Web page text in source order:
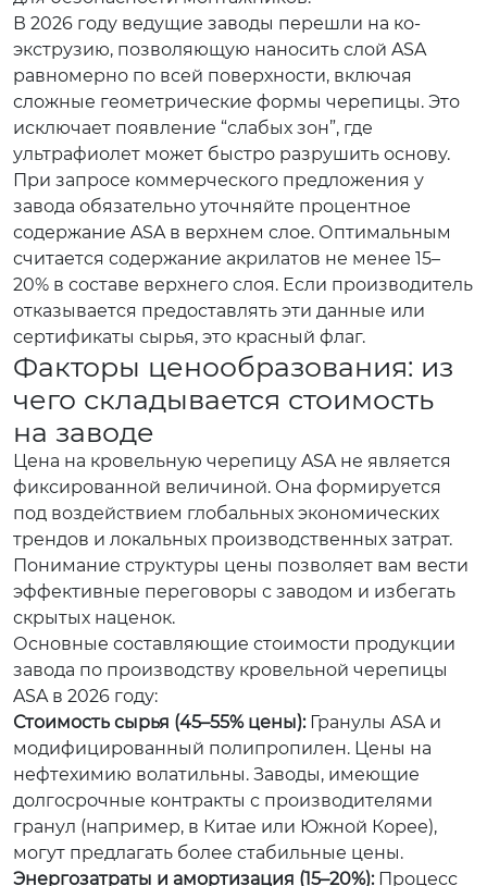
В 2026 году ведущие заводы перешли на ко-
экструзию, позволяющую наносить слой ASA
равномерно по всей поверхности, включая
сложные геометрические формы черепицы. Это
исключает появление “слабых зон”, где
ультрафиолет может быстро разрушить основу.
При запросе коммерческого предложения у
завода обязательно уточняйте процентное
содержание ASA в верхнем слое. Оптимальным
считается содержание акрилатов не менее 15–
20% в составе верхнего слоя. Если производитель
отказывается предоставлять эти данные или
сертификаты сырья, это красный флаг.
Факторы ценообразования: из
чего складывается стоимость
на заводе
Цена на кровельную черепицу ASA не является
фиксированной величиной. Она формируется
под воздействием глобальных экономических
трендов и локальных производственных затрат.
Понимание структуры цены позволяет вам вести
эффективные переговоры с заводом и избегать
скрытых наценок.
Основные составляющие стоимости продукции
завода по производству кровельной черепицы
ASA в 2026 году:
Стоимость сырья (45–55% цены):Гранулы ASA и
модифицированный полипропилен. Цены на
нефтехимию волатильны. Заводы, имеющие
долгосрочные контракты с производителями
гранул (например, в Китае или Южной Корее),
могут предлагать более стабильные цены.
Энергозатраты и амортизация (15–20%):Процесс